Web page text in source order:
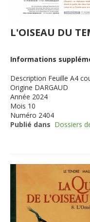
L'OISEAU DU
Informations
Description Feuille A4
Origine DARGAUD
Année 2024
Mois 10
Numéro 2404
Publié dans Dossiers